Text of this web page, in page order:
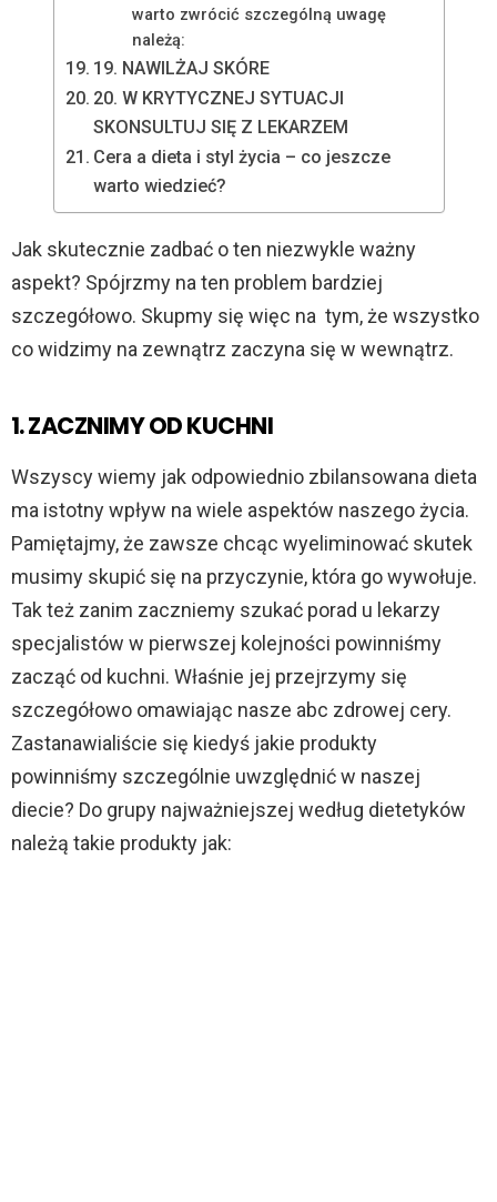
warto zwrócić szczególną uwagę
należą:
19. NAWILŻAJ SKÓRE
20. W KRYTYCZNEJ SYTUACJI
SKONSULTUJ SIĘ Z LEKARZEM
Cera a dieta i styl życia – co jeszcze
warto wiedzieć?
Jak skutecznie zadbać o ten niezwykle ważny
aspekt? Spójrzmy na ten problem bardziej
szczegółowo. Skupmy się więc na tym, że wszystko
co widzimy na zewnątrz zaczyna się w wewnątrz.
1. ZACZNIMY OD KUCHNI
Wszyscy wiemy jak odpowiednio zbilansowana dieta
ma istotny wpływ na wiele aspektów naszego życia.
Pamiętajmy, że zawsze chcąc wyeliminować skutek
musimy skupić się na przyczynie, która go wywołuje.
Tak też zanim zaczniemy szukać porad u lekarzy
specjalistów w pierwszej kolejności powinniśmy
zacząć od kuchni. Właśnie jej przejrzymy się
szczegółowo omawiając nasze abc zdrowej cery.
Zastanawialiście się kiedyś jakie produkty
powinniśmy szczególnie uwzględnić w naszej
diecie? Do grupy najważniejszej według dietetyków
należą takie produkty jak: